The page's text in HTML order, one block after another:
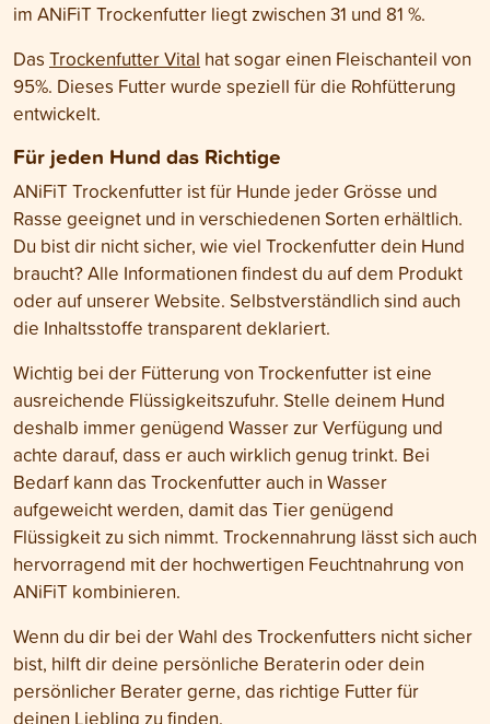
im ANiFiT Trockenfutter liegt zwischen 31 und 81 %.
Das Trockenfutter Vital hat sogar einen Fleischanteil von
95%. Dieses Futter wurde speziell für die Rohfütterung
entwickelt.
Für jeden Hund das Richtige
ANiFiT Trockenfutter ist für Hunde jeder Grösse und
Rasse geeignet und in verschiedenen Sorten erhältlich.
Du bist dir nicht sicher, wie viel Trockenfutter dein Hund
braucht? Alle Informationen findest du auf dem Produkt
oder auf unserer Website. Selbstverständlich sind auch
die Inhaltsstoffe transparent deklariert.
Wichtig bei der Fütterung von Trockenfutter ist eine
ausreichende Flüssigkeitszufuhr. Stelle deinem Hund
deshalb immer genügend Wasser zur Verfügung und
achte darauf, dass er auch wirklich genug trinkt. Bei
Bedarf kann das Trockenfutter auch in Wasser
aufgeweicht werden, damit das Tier genügend
Flüssigkeit zu sich nimmt. Trockennahrung lässt sich auch
hervorragend mit der hochwertigen Feuchtnahrung von
ANiFiT kombinieren.
Wenn du dir bei der Wahl des Trockenfutters nicht sicher
bist, hilft dir deine persönliche Beraterin oder dein
persönlicher Berater gerne, das richtige Futter für
deinen Liebling zu finden.